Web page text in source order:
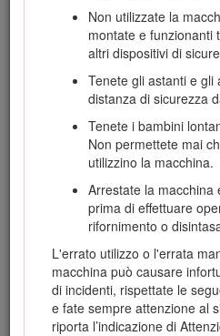
Non utilizzate la
montate e funzionanti
altri dispositivi di
Tenete gli astanti e gli
distanza di sicurezza
Tenete i bambini
Non permettete mai
utilizzino la macchina.
Arrestate la macchina
prima di effettuare
rifornimento o
L'errato utilizzo o l'errata
macchina può causare
di incidenti, rispettate le
e fate sempre attenzione al
riporta l’indicazione di
Per assistenza, ricambi originali
rivolgetevi a un Distributore
numero del modello ed il
indica la posizione del
numero di serie sul prodotto.